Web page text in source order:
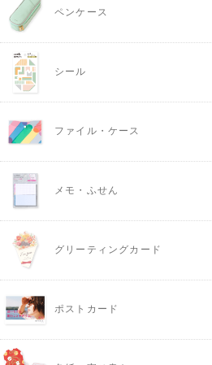
ペンケース
シール
ファイル・ケース
メモ・ふせん
グリーティングカード
ポストカード